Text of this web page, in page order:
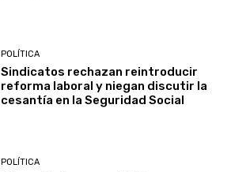
POLÍTICA
Sindicatos rechazan reintroducir
reforma laboral y niegan discutir la
cesantía en la Seguridad Social
POLÍTICA